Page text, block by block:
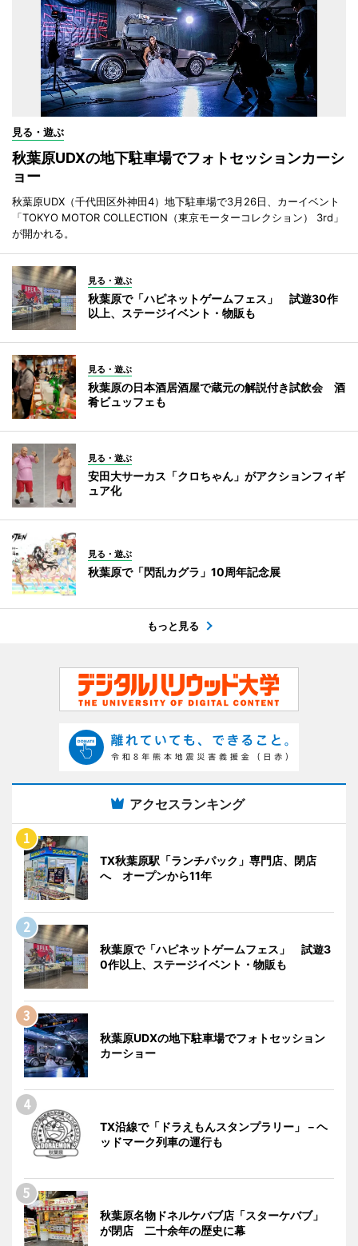
見る・遊ぶ
秋葉原UDXの地下駐車場でフォトセッションカーシ
ョー
秋葉原UDX（千代田区外神田4）地下駐車場で3月26日、カーイベント
「TOKYO MOTOR COLLECTION（東京モーターコレクション） 3rd」
が開かれる。
見る・遊ぶ
秋葉原で「ハピネットゲームフェス」 試遊30作
以上、ステージイベント・物販も
見る・遊ぶ
秋葉原の日本酒居酒屋で蔵元の解説付き試飲会 酒
肴ビュッフェも
見る・遊ぶ
安田大サーカス「クロちゃん」がアクションフィギ
ュア化
見る・遊ぶ
秋葉原で「閃乱カグラ」10周年記念展
もっと見る
アクセスランキング
TX秋葉原駅「ランチパック」専門店、閉店
へ オープンから11年
秋葉原で「ハピネットゲームフェス」 試遊3
0作以上、ステージイベント・物販も
秋葉原UDXの地下駐車場でフォトセッション
カーショー
TX沿線で「ドラえもんスタンプラリー」－ヘ
ッドマーク列車の運行も
秋葉原名物ドネルケバブ店「スターケバブ」
が閉店 二十余年の歴史に幕